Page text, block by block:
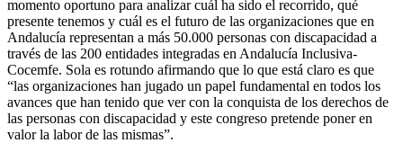
momento oportuno para analizar cuál ha sido el recorrido, qué
presente tenemos y cuál es el futuro de las organizaciones que en
Andalucía representan a más 50.000 personas con discapacidad a
través de las 200 entidades integradas en Andalucía Inclusiva-
Cocemfe. Sola es rotundo afirmando que lo que está claro es que
“las organizaciones han jugado un papel fundamental en todos los
avances que han tenido que ver con la conquista de los derechos de
las personas con discapacidad y este congreso pretende poner en
valor la labor de las mismas”.